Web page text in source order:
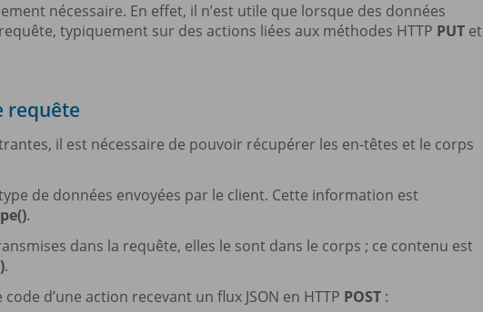
nécessaire. En effet, il n’est utile que lorsque des données
typiquement sur des actions liées aux méthodes HTTP PUT et
requête
il est nécessaire de pouvoir récupérer les en-têtes et le corps
de données envoyées par le client. Cette information est
.
dans la requête, elles le sont dans le corps ; ce contenu est
.
d’une action recevant un flux JSON en HTTP POST :